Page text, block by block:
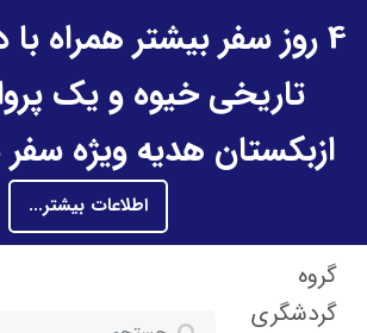
4 روز سفر بیشتر همراه با
تاریخی خیوه و یک
ازبکستان هدیه ویژه سفر
اطلاعات بیشتر...
گروه
گردشگری